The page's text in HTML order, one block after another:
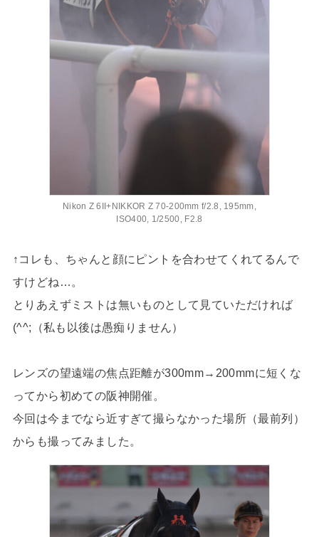
Nikon Z 6II+NIKKOR Z 70-200mm f/2.8, 195mm,
ISO400, 1/2500, F2.8
↑コレも、ちゃんと顔にピントを合わせてくれてるんで
すけどね…。
とりあえずミストは無いものとして見ていただければ
(^^;（私も以後は愚痴りません）
レンズの望遠端の焦点距離が300mm→200mmに短くな
ってから初めての阪神開催。
今回は今までなら近すぎて撮らなかった場所（最前列）
からも撮ってみました。